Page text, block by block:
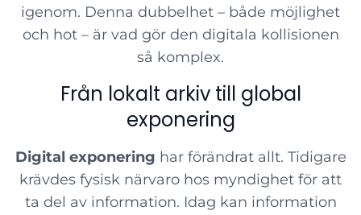
igenom. Denna dubbelhet – både möjlighet
och hot – är vad gör den digitala kollisionen
så komplex.
Från lokalt arkiv till global
exponering
Digital exponering har förändrat allt. Tidigare
krävdes fysisk närvaro hos myndighet för att
ta del av information. Idag kan information